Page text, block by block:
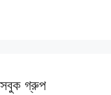
গ্রুপ